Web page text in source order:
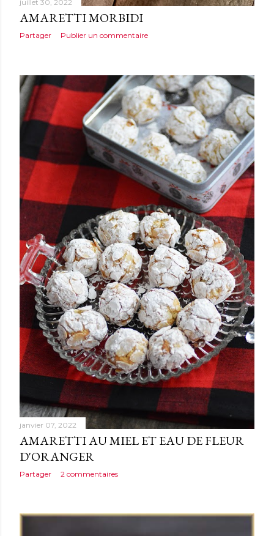
juillet 30, 2022
AMARETTI MORBIDI
Partager Publier un commentaire
janvier 07, 2022
AMARETTI AU MIEL ET EAU DE FLEUR
D'ORANGER
Partager 2 commentaires